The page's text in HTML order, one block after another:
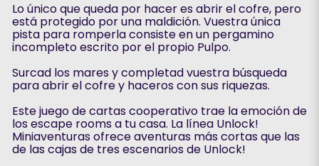
Lo único que queda por hacer es abrir el cofre, pero
está protegido por una maldición. Vuestra única
pista para romperla consiste en un pergamino
incompleto escrito por el propio Pulpo.
Surcad los mares y completad vuestra búsqueda
para abrir el cofre y haceros con sus riquezas.
Este juego de cartas cooperativo trae la emoción de
los escape rooms a tu casa. La línea Unlock!
Miniaventuras ofrece aventuras más cortas que las
de las cajas de tres escenarios de Unlock!